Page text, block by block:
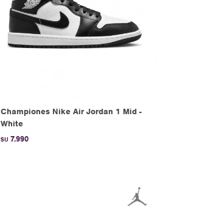
Championes Nike Air Jordan 1 Mid -
White
$U 7.990